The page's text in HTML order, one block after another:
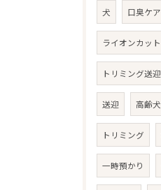
犬 口臭ケア
ライオンカット
トリミング送迎
送迎 高齢犬
トリミング
一時預かり